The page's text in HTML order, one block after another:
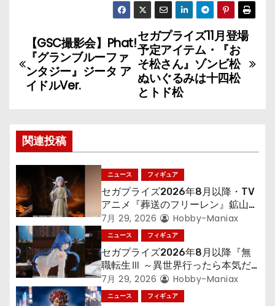
投
稿
ナ
ゲ
ー
シ
ョ
ン
セガプライズ11月登場
予定アイテム・『お
そ松さん』ゾンビ松
ぬいぐるみは十四松
とトド松
【GSC撮影会】Phat!
『グランブルーファ
ンタジー』ジータ ア
イドルVer.
関連投稿
ニュース フィギュア
セガプライズ2026年8月以降・TV
アニメ『葬送のフリーレン』鉱山で
300年働くことになっっちゃった
「フリーレン」を立体化！
7月 29, 2026 Hobby-Maniax
ニュース フィギュア
セガプライズ2026年8月以降『無
職転生Ⅲ ～異世界行ったら本気だ
す～』から「ロキシー」のフィギュ
アが登場！
7月 29, 2026 Hobby-Maniax
ニュース フィギュア